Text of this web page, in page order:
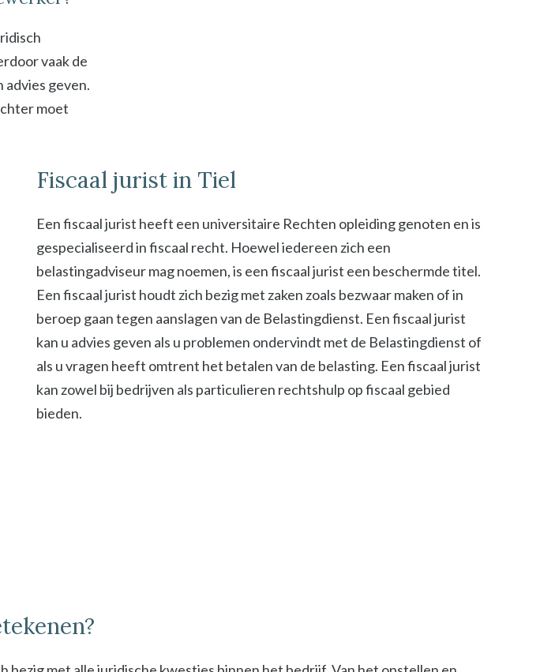
vaak de
advies geven.
moet
Fiscaal jurist in Tiel
Een fiscaal jurist heeft een universitaire Rechten opleiding genoten en is
gespecialiseerd in fiscaal recht. Hoewel iedereen zich een
belastingadviseur mag noemen, is een fiscaal jurist een beschermde titel.
Een fiscaal jurist houdt zich bezig met zaken zoals bezwaar maken of in
beroep gaan tegen aanslagen van de Belastingdienst. Een fiscaal jurist
kan u advies geven als u problemen ondervindt met de Belastingdienst of
als u vragen heeft omtrent het betalen van de belasting. Een fiscaal jurist
kan zowel bij bedrijven als particulieren rechtshulp op fiscaal gebied
bieden.